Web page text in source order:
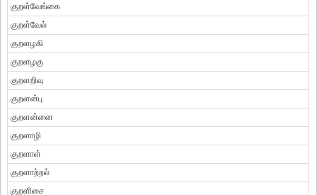
குறள்வேங்கை
குறள்வேல்
குறளழகி
குறளழகு
குறளறிவு
குறளன்பு
குறளன்னை
குறளாழி
குறளாள்
குறளாற்றல்
குறளிசை